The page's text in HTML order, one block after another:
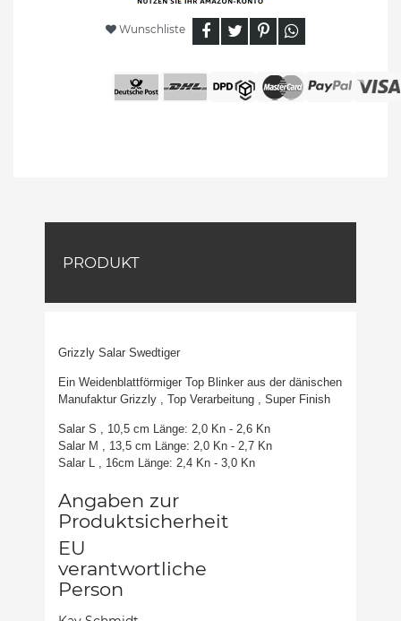
Wunschliste
PRODUKT
Grizzly Salar Swedtiger
Ein Weidenblattförmiger Top Blinker aus der dänischen
Manufaktur Grizzly , Top Verarbeitung , Super Finish
Salar S , 10,5 cm Länge: 2,0 Kn - 2,6 Kn
Salar M , 13,5 cm Länge: 2,0 Kn - 2,7 Kn
Salar L , 16cm Länge: 2,4 Kn - 3,0 Kn
Angaben zur
Produktsicherheit
EU
verantwortliche
Person